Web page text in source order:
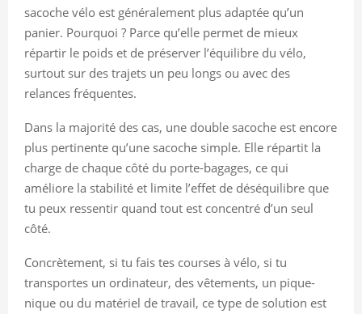
sacoche vélo est généralement plus adaptée qu’un
panier. Pourquoi ? Parce qu’elle permet de mieux
répartir le poids et de préserver l’équilibre du vélo,
surtout sur des trajets un peu longs ou avec des
relances fréquentes.
Dans la majorité des cas, une double sacoche est encore
plus pertinente qu’une sacoche simple. Elle répartit la
charge de chaque côté du porte-bagages, ce qui
améliore la stabilité et limite l’effet de déséquilibre que
tu peux ressentir quand tout est concentré d’un seul
côté.
Concrètement, si tu fais tes courses à vélo, si tu
transportes un ordinateur, des vêtements, un pique-
nique ou du matériel de travail, ce type de solution est